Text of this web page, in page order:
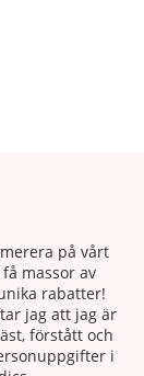
på vårt
massor av
rabatter!
jag att jag är
förstått och
i